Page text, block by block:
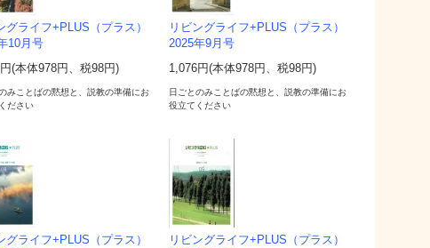
グライフ+PLUS（プラス）
10月号
(本体978円、税98円)
みことばの黙想と、説教の準備にお
ださい
リビングライフ+PLUS（プラス）
2025年9月号
1,076円(本体978円、税98円)
日ごとのみことばの黙想と、説教の準備にお
役立てください
グライフ+PLUS（プラス）
リビングライフ+PLUS（プラス）